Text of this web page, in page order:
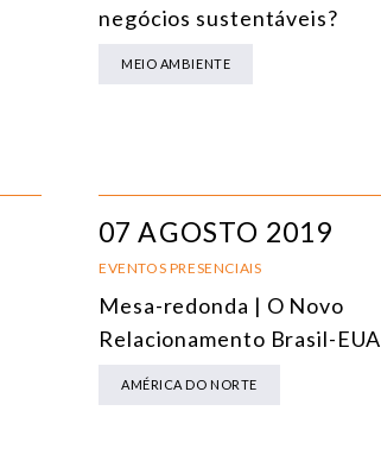
TECNOLOGIA E TRANSFORMAÇÃO DIGITAL
negócios sustentáveis?
MEIO AMBIENTE
07 AGOSTO 2019
EVENTOS PRESENCIAIS
Mesa-redonda | O Novo
Relacionamento Brasil-EUA
AMÉRICA DO NORTE